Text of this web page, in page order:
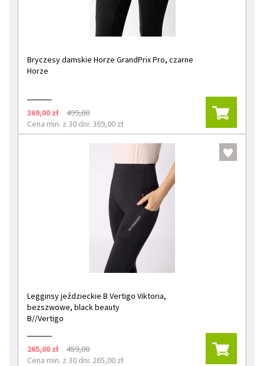
Bryczesy damskie Horze GrandPrix Pro, czarne
Horze
369,00 zł
499,00
Cena min. z 30 dni: 369,00 zł
Legginsy jeździeckie B Vertigo Viktoria,
bezszwowe, black beauty
B//Vertigo
265,00 zł
459,00
Cena min. z 30 dni: 265,00 zł